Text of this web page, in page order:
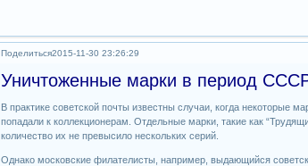
Поделиться2015-11-30 23:26:29
Уничтоженные марки в период
В практике советской почты известны случаи, когда некоторые
попадали к коллекционерам. Отдельные марки, такие как
количество их не превысило нескольких серий.
Однако московские филателисты, например, выдающийся